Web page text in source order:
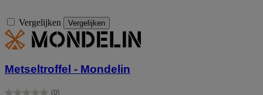
Vergelijken Vergelijken
Metseltroffel - Mondelin
(0)